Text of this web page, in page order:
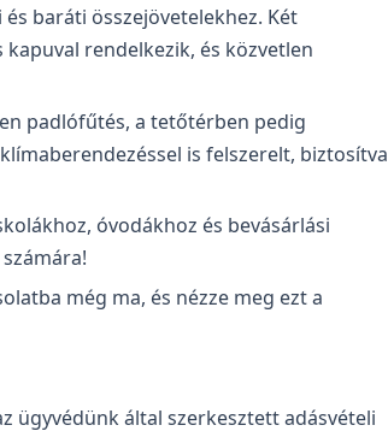
baráti összejövetelekhez. Két
rendelkezik, és közvetlen
padlófűtés, a tetőtérben pedig
is felszerelt, biztosítva
óvodákhoz és bevásárlási
még ma, és nézze meg ezt a
ügyvédünk által szerkesztett adásvételi